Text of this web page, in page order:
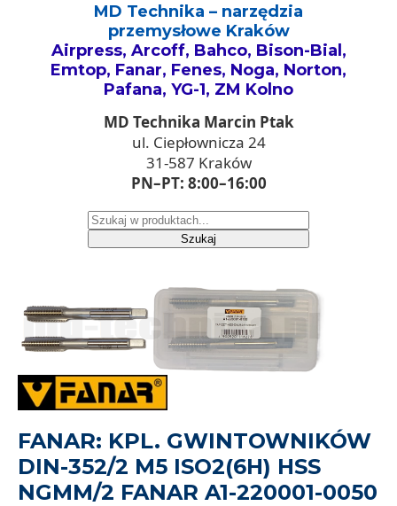
MD Technika – narzędzia
przemysłowe Kraków
Airpress, Arcoff, Bahco, Bison-Bial,
Emtop, Fanar, Fenes, Noga, Norton,
Pafana, YG-1, ZM Kolno
MD Technika Marcin Ptak
ul. Ciepłownicza 24
31-587 Kraków
PN–PT: 8:00–16:00
Szukaj
FANAR: KPL. GWINTOWNIKÓW
DIN-352/2 M5 ISO2(6H) HSS
NGMM/2 FANAR A1-220001-0050